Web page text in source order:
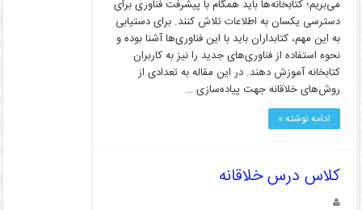
می‌بریم؛ کتابخانه‌ها باید همگام با پیشرفت فناوری برای
دسترسی یکسان به اطلاعات تلاش کنند. برای دستیابی
به این مهم، کتابداران باید با این فناوری‌‌ها آشنا بوده و
نحوه استفاده از فناوری‌های جدید را نیز به کاربران
کتابخانه آموزش دهند. در این مقاله به تعدادی از
روش‌‌های خلاقانه جهت پیاده‌سازی …
ادامه نوشته »
کلاس درس خلاقانه